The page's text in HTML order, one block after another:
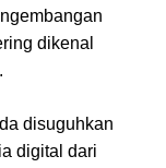
dikenal
.
disuguhkan
digital dari